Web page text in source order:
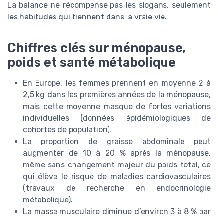
La balance ne récompense pas les slogans, seulement
les habitudes qui tiennent dans la vraie vie.
Chiffres clés sur ménopause,
poids et santé métabolique
En Europe, les femmes prennent en moyenne 2 à
2,5 kg dans les premières années de la ménopause,
mais cette moyenne masque de fortes variations
individuelles (données épidémiologiques de
cohortes de population).
La proportion de graisse abdominale peut
augmenter de 10 à 20 % après la ménopause,
même sans changement majeur du poids total, ce
qui élève le risque de maladies cardiovasculaires
(travaux de recherche en endocrinologie
métabolique).
La masse musculaire diminue d’environ 3 à 8 % par